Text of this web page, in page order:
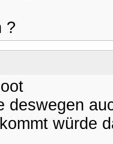
?
deswegen
würde